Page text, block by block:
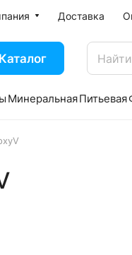
Доставка
Каталог
МинеральнаяПитьевая